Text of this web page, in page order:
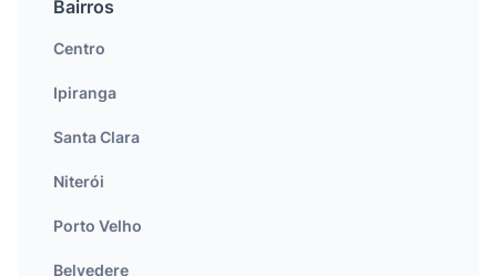
Bairros
Centro
Ipiranga
Santa Clara
Niterói
Porto Velho
Belvedere